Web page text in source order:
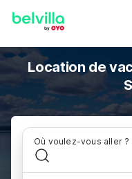
Location de
Où voulez-vous aller ?